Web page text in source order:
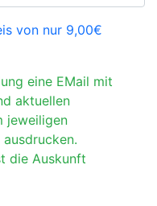
von nur 9,00€
eine EMail mit
aktuellen
jeweiligen
die Auskunft